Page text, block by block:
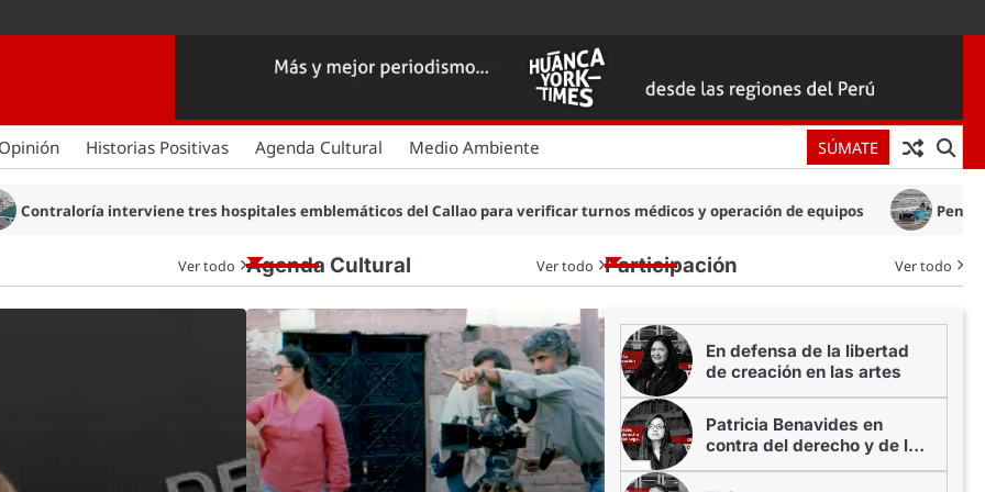
Opinión Historias Positivas Agenda Cultural Medio Ambiente SÚMATE
del Callao para verificar turnos médicos y operación de equipos Penal Ancón I: Contraloría alerta riesgos de
Ver todo Agenda Cultural Ver todo Participación Ver todo
En defensa de la libertad
de creación en las artes
Patricia Benavides en
contra del derecho y de la
profesión legal